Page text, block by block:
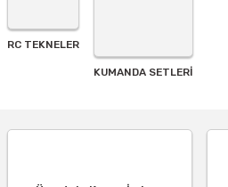
RC TEKNELER
KUMANDA SETLERİ